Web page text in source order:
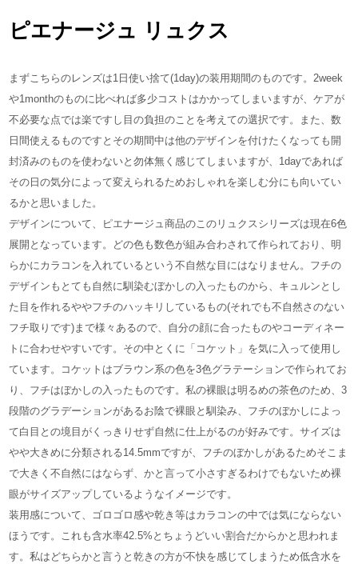
ピエナージュ リュクス
まずこちらのレンズは1日使い捨て(1day)の装用期間のものです。2week
や1monthのものに比べれば多少コストはかかってしまいますが、ケアが
不必要な点では楽ですし目の負担のことを考えての選択です。また、数
日間使えるものですとその期間中は他のデザインを付けたくなっても開
封済みのものを使わないと勿体無く感じてしまいますが、1dayであれば
その日の気分によって変えられるためおしゃれを楽しむ分にも向いてい
るかと思いました。
デザインについて、ピエナージュ商品のこのリュクスシリーズは現在6色
展開となっています。どの色も数色が組み合わされて作られており、明
らかにカラコンを入れているという不自然な目にはなりません。フチの
デザインもとても自然に馴染むぼかしの入ったものから、キュルンとし
た目を作れるややフチのハッキリしているもの(それでも不自然さのない
フチ取りです)まで様々あるので、自分の顔に合ったものやコーディネー
トに合わせやすいです。その中とくに「コケット」を気に入って使用し
ています。コケットはブラウン系の色を3色グラテーションで作られてお
り、フチはぼかしの入ったものです。私の裸眼は明るめの茶色のため、3
段階のグラデーションがあるお陰で裸眼と馴染み、フチのぼかしによっ
て白目との境目がくっきりせず自然に仕上がるのが好みです。サイズは
やや大きめに分類される14.5mmですが、フチのぼかしがあるためそこま
で大きく不自然にはならず、かと言って小さすぎるわけでもないため裸
眼がサイズアップしているようなイメージです。
装用感について、ゴロゴロ感や乾き等はカラコンの中では気にならない
ほうです。これも含水率42.5%とちょうどいい割合だからかと思われま
す。私はどちらかと言うと乾きの方が不快を感じてしまうため低含水を